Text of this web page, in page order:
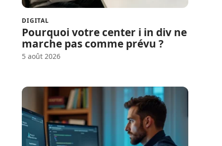
DIGITAL
Pourquoi votre center i in div ne
marche pas comme prévu ?
5 août 2026